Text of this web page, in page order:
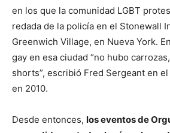
en los que la comunidad LGBT
redada de la policía en el Stonewall
Greenwich Village, en Nueva York.
gay en esa ciudad “no hubo
shorts”, escribió Fred Sergeant en
en 2010.
Desde entonces, los eventos de